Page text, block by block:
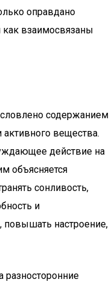
оправдано
как взаимосвязаны
содержанием
вещества.
действие на
объясняется
сонливость,
и
настроение,